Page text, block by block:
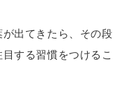
が出てきたら、その段
する習慣をつけるこ